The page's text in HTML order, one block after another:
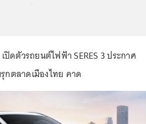
ปิดตัวรถยนต์ไฟฟ้า SERES 3 ประกาศ
กตลาดเมืองไทย คาด